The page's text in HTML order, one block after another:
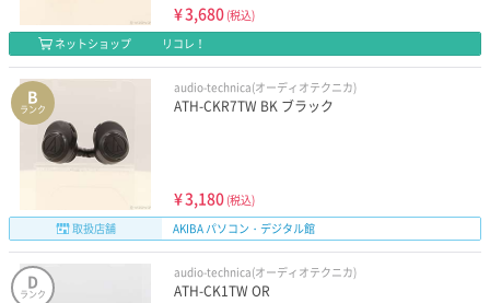
¥3,680 (税込)
ネットショップ
リコレ！
B
ランク
audio-technica(オーディオテクニカ)
ATH-CKR7TW BK ブラック
¥3,180 (税込)
取扱店舗
AKIBA パソコン・デジタル館
D
ランク
audio-technica(オーディオテクニカ)
ATH-CK1TW OR